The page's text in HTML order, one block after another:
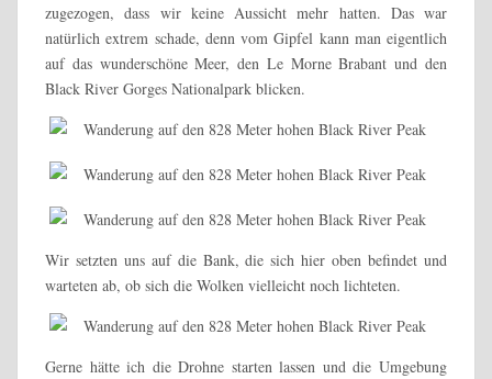
zugezogen, dass wir keine Aussicht mehr hatten. Das war
natürlich extrem schade, denn vom Gipfel kann man eigentlich
auf das wunderschöne Meer, den Le Morne Brabant und den
Black River Gorges Nationalpark blicken.
Wir setzten uns auf die Bank, die sich hier oben befindet und
warteten ab, ob sich die Wolken vielleicht noch lichteten.
Gerne hätte ich die Drohne starten lassen und die Umgebung